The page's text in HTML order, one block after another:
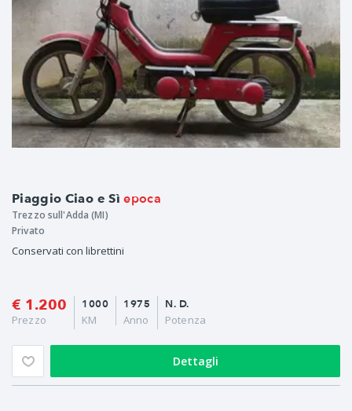
Piaggio Ciao e Sìepoca
Trezzo sull'Adda (MI)
Privato
Conservati con librettini
€ 1.200
Prezzo
1975
Anno
1000
KM
N. D.
Potenza
Dettagli